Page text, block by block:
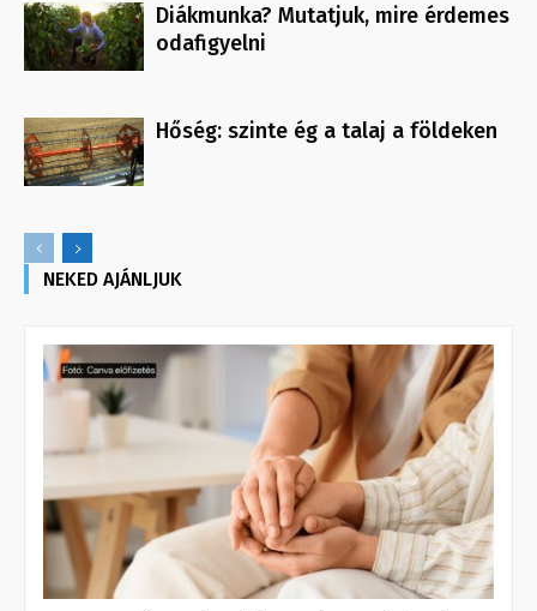
Diákmunka? Mutatjuk, mire érdemes
odafigyelni
Hőség: szinte ég a talaj a földeken
NEKED AJÁNLJUK